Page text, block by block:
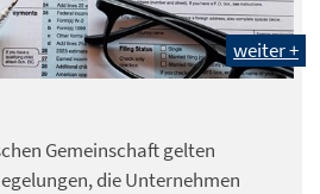
weiter +
Gemeinschaft gelten
die Unternehmen